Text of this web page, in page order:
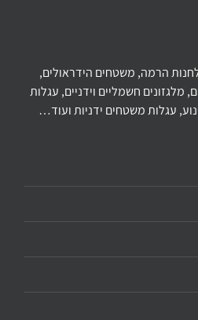
הרמה, משטחים הידראולים,
מלגזונים חשמליים וידניים, עגלות
עגלות משטחים ידניות ועוד…